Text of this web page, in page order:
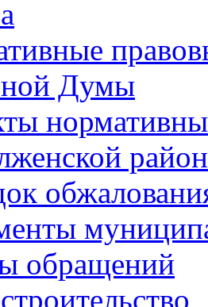
Думы
обращений